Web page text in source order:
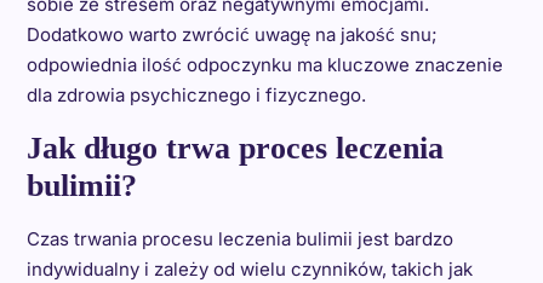
Dodatkowo warto zwrócić uwagę na jakość snu;
odpowiednia ilość odpoczynku ma kluczowe znaczenie
dla zdrowia psychicznego i fizycznego.
Jak długo trwa proces leczenia
bulimii?
Czas trwania procesu leczenia bulimii jest bardzo
indywidualny i zależy od wielu czynników, takich jak